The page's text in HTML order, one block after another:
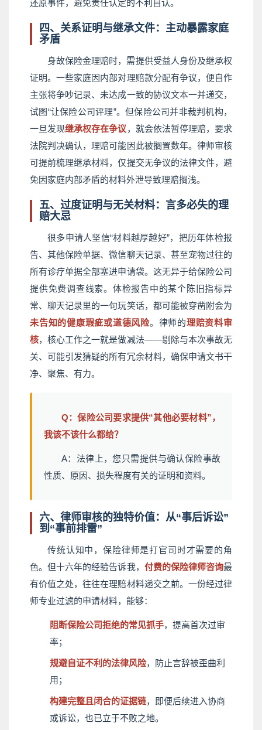
还原事件，避免责任认定的不利自认。
四、关系证明与继承文件：主动暴露家庭
矛盾
身故保险金理赔时，需提供受益人身份及继承权
证明。一些家庭因内部对理赔款分配有争议，便自作
主张将争吵记录、未达成一致的协议文本一并递交，
试图“让保险公司评理”。但保险公司并非裁判机构，
一旦发现继承权存在争议 ，就会依法暂停理赔，要求
法院判决确认，理赔可能因此被搁置数年。律师审核
可提前梳理继承材料，仅提交无争议的法律文件，避
免因家庭内部矛盾的材料外泄导致理赔搁浅。
五、过度证明与无关材料：言多必失的理
赔大忌
很多申请人坚信“材料越厚越好”，把历年体检报
告、其他保险单据、微信聊天记录、甚至宠物过往的
所有诊疗单据全部塞进申请袋。这无异于给保险公司
提供免费调查线索。体检报告中的某个陈旧指标异
常、聊天记录里的一句玩笑话，都可能被穿凿附会为
未告知的健康瑕疵或道德风险。律师的理赔资料审
核，核心工作之一就是做减法——剔除与本次事故无
关、可能引发猜疑的所有冗余材料，确保申请文书干
净、聚焦、有力。
Q：保险公司要求提供“其他必要材料”，
我该不该什么都给？
A：法律上，您只需提供与确认保险事故
性质、原因、损失程度有关的证明和资料。
六、律师审核的独特价值：从“事后诉讼”
到“事前排雷”
传统认知中，保险律师是打官司时才需要的角
色。但十六年的经验告诉我， 付费的保险律师咨询最
有价值之处，往往在理赔材料递交之前。一份经过律
师专业过滤的申请材料，能够：
阻断保险公司拒绝的常见抓手，提高首次过审
率；
规避自证不利的法律风险，防止言辞被歪曲利
用；
构建完整且闭合的证据链，即便后续进入协商
或诉讼，也已立于不败之地。